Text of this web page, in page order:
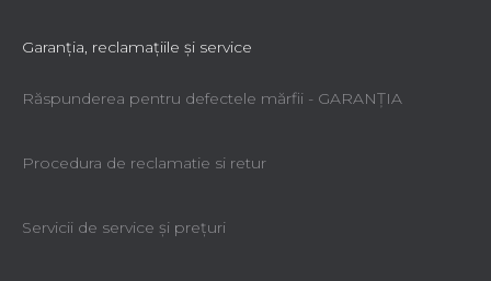
Garanţia, reclamaţiile şi service
Răspunderea pentru defectele mărfii - GARANŢIA
Procedura de reclamatie si retur
Servicii de service şi preţuri